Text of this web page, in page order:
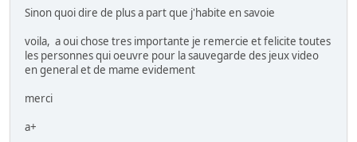
Sinon quoi dire de plus a part que j'habite en savoie
voila, a oui chose tres importante je remercie et felicite toutes
les personnes qui oeuvre pour la sauvegarde des jeux video
en general et de mame evidement
merci
a+